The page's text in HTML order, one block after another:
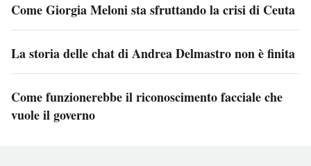
Come Giorgia Meloni sta sfruttando la crisi di Ceuta
La storia delle chat di Andrea Delmastro non è finita
Come funzionerebbe il riconoscimento facciale che
vuole il governo